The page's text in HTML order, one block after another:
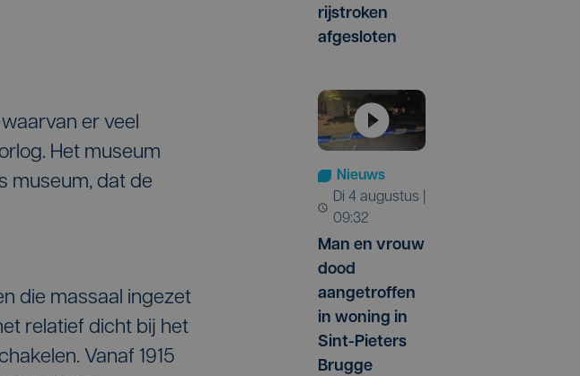
er veel
Het museum
museum, dat de
die massaal ingezet
relatief dicht bij het
Vanaf 1915
rijstroken
afgesloten
Nieuws
di 4 augustus |
09:32
Man en vrouw
dood
aangetroffen
in woning in
Sint-Pieters
Brugge